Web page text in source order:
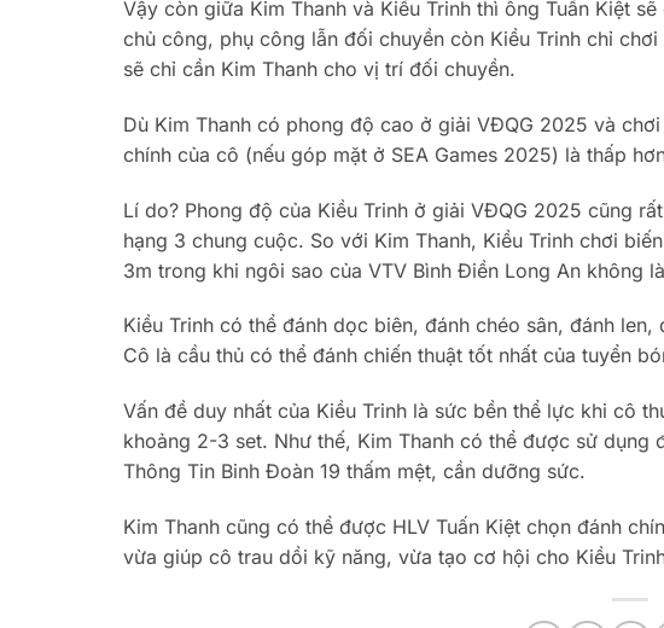
Vậy còn giữa Kim Thanh và Kiều Trinh thì ông Tuấn Kiệt
chủ công, phụ công lẫn đối chuyền còn Kiều Trinh chỉ
sẽ chỉ cần Kim Thanh cho vị trí đối chuyền.
Dù Kim Thanh có phong độ cao ở giải VĐQG 2025 và
chính của cô (nếu góp mặt ở SEA Games 2025) là thấp
Lí do? Phong độ của Kiều Trinh ở giải VĐQG 2025 cũng
hạng 3 chung cuộc. So với Kim Thanh, Kiều Trinh chơi
3m trong khi ngôi sao của VTV Bình Điền Long An không
Kiều Trinh có thể đánh dọc biên, đánh chéo sân, đánh
Cô là cầu thủ có thể đánh chiến thuật tốt nhất của tuyển
Vấn đề duy nhất của Kiều Trinh là sức bền thể lực khi cô
khoảng 2-3 set. Như thế, Kim Thanh có thể được sử dụng
Thông Tin Binh Đoàn 19 thấm mệt, cần dưỡng sức.
Kim Thanh cũng có thể được HLV Tuấn Kiệt chọn đánh
vừa giúp cô trau dồi kỹ năng, vừa tạo cơ hội cho Kiều